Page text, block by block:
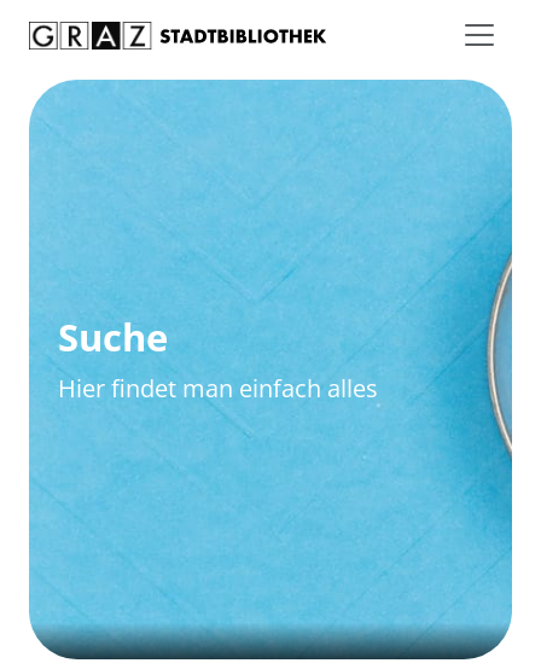
Suche
Hier findet man einfach alles